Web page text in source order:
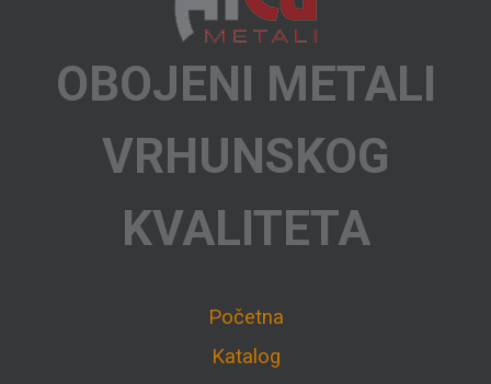
OBOJENI METALI
VRHUNSKOG
KVALITETA
Početna
Katalog